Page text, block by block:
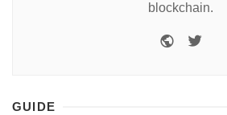
blockchain.
GUIDE